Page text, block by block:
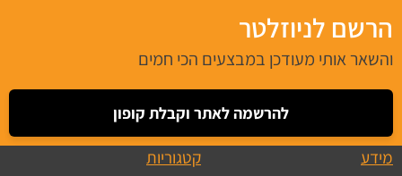
הרשם לניוזלטר
והשאר אותי מעודכן במבצעים הכי חמים
להרשמה לאתר וקבלת קופון
מידע קטגוריות